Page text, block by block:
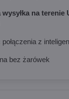
wysyłka na terenie
z
bez żarówek